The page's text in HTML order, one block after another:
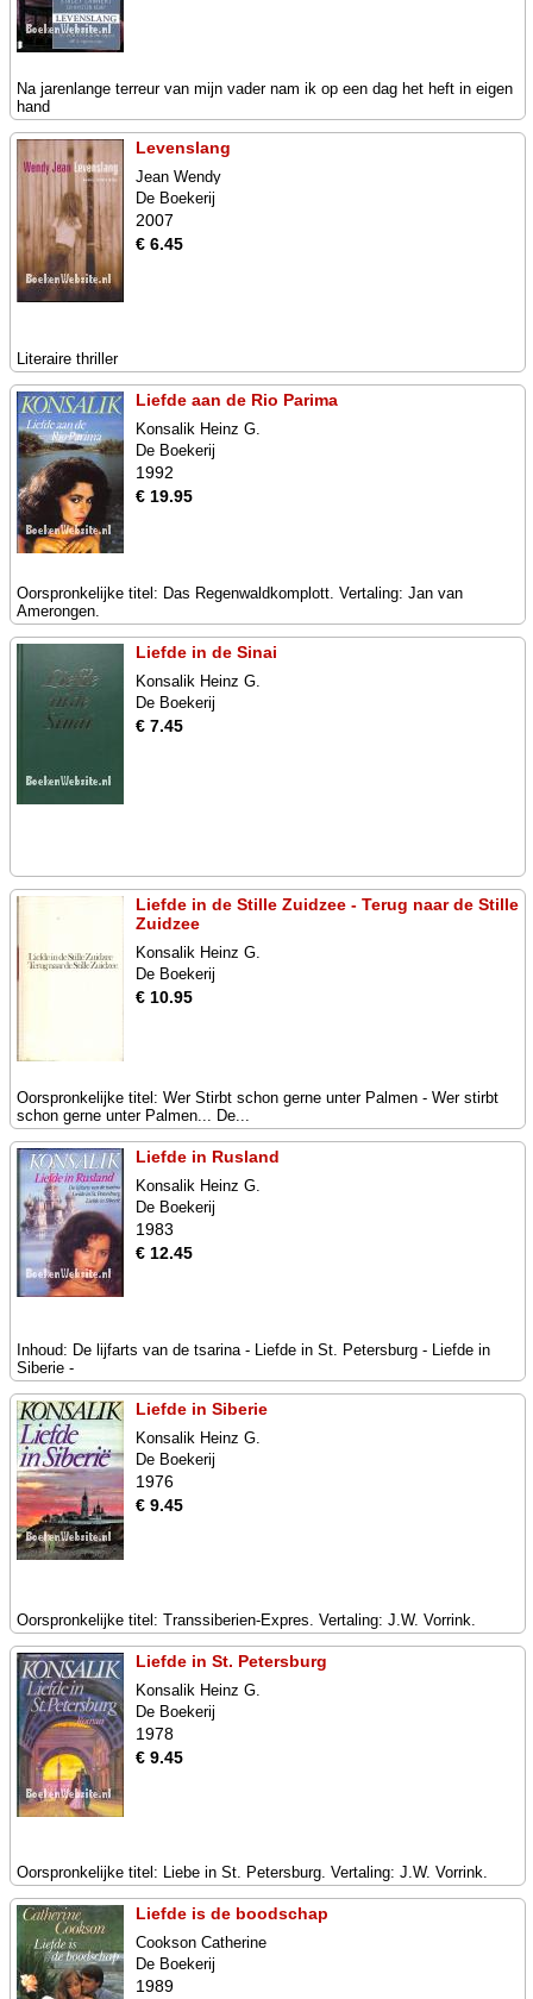
Na jarenlange terreur van mijn vader nam ik op een dag het heft in eigen
hand
Levenslang
Jean Wendy
De Boekerij
2007
€ 6.45
Literaire thriller
Liefde aan de Rio Parima
Konsalik Heinz G.
De Boekerij
1992
€ 19.95
Oorspronkelijke titel: Das Regenwaldkomplott. Vertaling: Jan van
Amerongen.
Liefde in de Sinai
Konsalik Heinz G.
De Boekerij
€ 7.45
Liefde in de Stille Zuidzee - Terug naar de Stille
Zuidzee
Konsalik Heinz G.
De Boekerij
€ 10.95
Oorspronkelijke titel: Wer Stirbt schon gerne unter Palmen - Wer stirbt
schon gerne unter Palmen... De...
Liefde in Rusland
Konsalik Heinz G.
De Boekerij
1983
€ 12.45
Inhoud: De lijfarts van de tsarina - Liefde in St. Petersburg - Liefde in
Siberie -
Liefde in Siberie
Konsalik Heinz G.
De Boekerij
1976
€ 9.45
Oorspronkelijke titel: Transsiberien-Expres. Vertaling: J.W. Vorrink.
Liefde in St. Petersburg
Konsalik Heinz G.
De Boekerij
1978
€ 9.45
Oorspronkelijke titel: Liebe in St. Petersburg. Vertaling: J.W. Vorrink.
Liefde is de boodschap
Cookson Catherine
De Boekerij
1989